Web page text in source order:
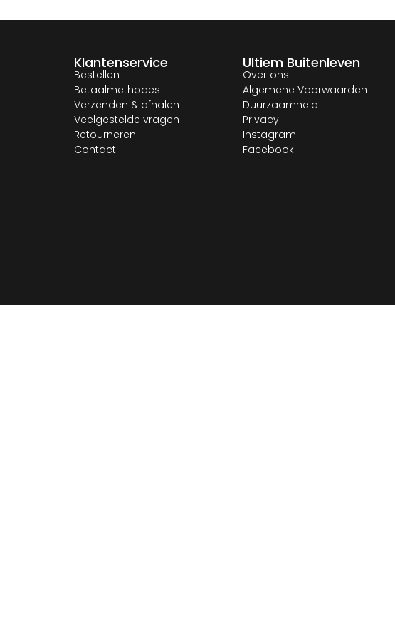
Klantenservice
Bestellen
Betaalmethodes
Verzenden & afhalen
Veelgestelde vragen
Retourneren
Contact
Ultiem Buitenleven
Over ons
Algemene Voorwaarden
Duurzaamheid
Privacy
Instagram
Facebook